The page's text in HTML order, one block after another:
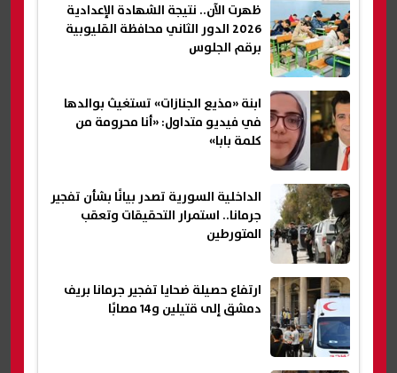
ظهرت الآن.. نتيجة الشهادة الإعدادية
2026 الدور الثاني محافظة القليوبية
برقم الجلوس
ابنة «مذيع الجنازات» تستغيث بوالدها
في فيديو متداول: «أنا محرومة من
كلمة بابا»
الداخلية السورية تصدر بيانًا بشأن تفجير
جرمانا.. استمرار التحقيقات وتعقب
المتورطين
ارتفاع حصيلة ضحايا تفجير جرمانا بريف
دمشق إلى قتيلين و14 مصابًا